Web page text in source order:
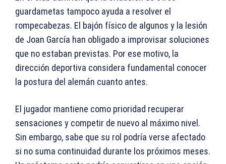
guardametas tampoco ayuda a resolver el
rompecabezas. El bajón físico de algunos y la lesión
de Joan García han obligado a improvisar soluciones
que no estaban previstas. Por ese motivo, la
dirección deportiva considera fundamental conocer
la postura del alemán cuanto antes.
El jugador mantiene como prioridad recuperar
sensaciones y competir de nuevo al máximo nivel.
Sin embargo, sabe que su rol podría verse afectado
si no suma continuidad durante los próximos meses.